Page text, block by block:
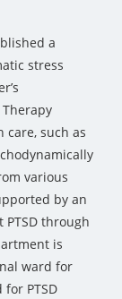
a
stress
care, such as
various
by an
through
is
ward for
PTSD